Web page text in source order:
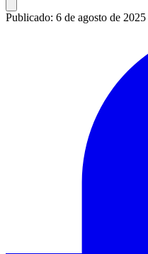
Publicado: 6 de agosto de 2025